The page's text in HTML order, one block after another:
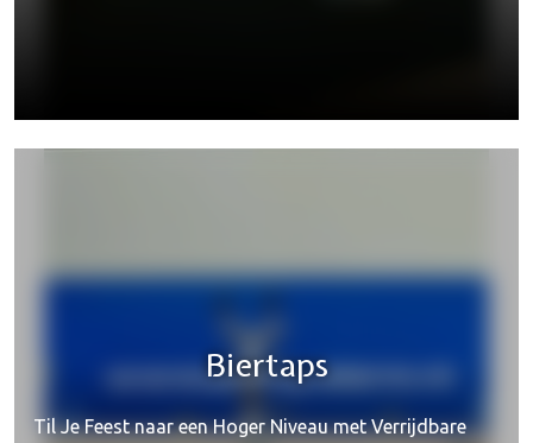
Biertaps
Til Je Feest naar een Hoger Niveau met Verrijdbare